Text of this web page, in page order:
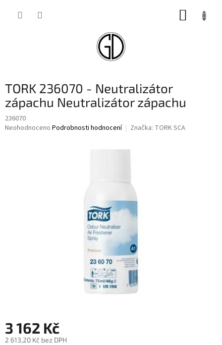
TORK 236070 - Neutralizátor
zápachu Neutralizátor zápachu
236070
Průměrné
Neohodnoceno Podrobnosti hodnocení Značka: TORK SCA
3 162 Kč
2 613,20 Kč bez DPH